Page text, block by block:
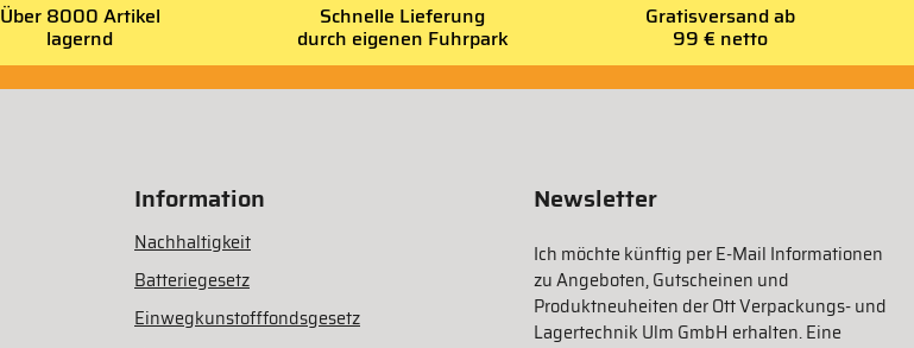
Über 8000 Artikel
lagernd
Schnelle Lieferung
durch eigenen Fuhrpark
Gratisversand ab
99 € netto
Information
Nachhaltigkeit
Batteriegesetz
Einwegkunstofffondsgesetz
Newsletter
Ich möchte künftig per E-Mail Informationen
zu Angeboten, Gutscheinen und
Produktneuheiten der Ott Verpackungs- und
Lagertechnik Ulm GmbH erhalten. Eine